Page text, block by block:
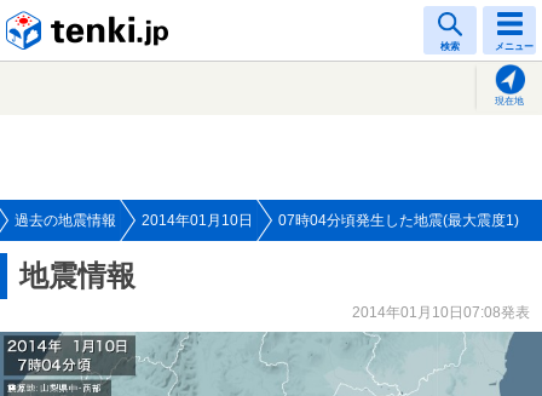
検索 メニュー
現在地
過去の地震情報 2014年01月10日 07時04分頃発生した地震(最大震度1)
地震情報
2014年01月10日07:08発表